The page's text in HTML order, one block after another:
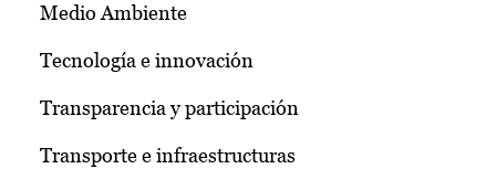
Medio Ambiente
Tecnología e innovación
Transparencia y participación
Transporte e infraestructuras